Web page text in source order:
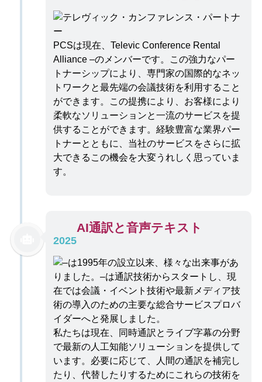
PCSは現在、Televic Conference Rental
Alliance –のメンバーです。この強力なパー
トナーシップにより、専門家の国際的なネッ
トワークと最先端の会議技術を利用すること
ができます。この提携により、お客様により
柔軟なソリューションと一流のサービスを提
供することができます。経験豊富な業界パー
トナーとともに、当社のサービスをさらに拡
大できるこの機会を大変うれしく思っていま
す。
2025
AI通訳と音声テキスト
私たちは現在、同時通訳とライブ字幕の分野
で最新の人工知能ソリューションを提供して
います。必要に応じて、人間の通訳を補完し
たり、代替したりするためにこれらの技術を